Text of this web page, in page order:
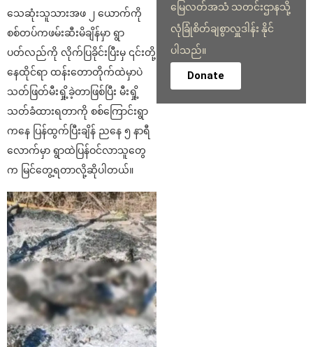
သေဆုံးသူသားအဖ ၂ ယောက်ကို
စစ်တပ်ကဖမ်းဆီးမိချိန်မှာ ရွာ
ပတ်လည်ကို လိုက်ပြခိုင်းပြီးမှ ၎င်းတို့
နေထိုင်ရာ ထန်းတောတိုက်ထဲမှာပဲ
သတ်ဖြတ်မီးရှို့ခဲ့တာဖြစ်ပြီး မီးရှို့
သတ်ခံထားရတာကို စစ်ကြောင်းရွာ
ကနေ ပြန်ထွက်ပြီးချိန် ညနေ ၅ နာရီ
လောက်မှာ ရွာထဲပြန်ဝင်လာသူတွေ
က မြင်တွေ့ရတာလို့ဆိုပါတယ်။
မြေလတ်အသံ သတင်းဌာနသို့
လုံခြုံစိတ်ချစွာလှူဒါန်း နိုင်
ပါသည်။
Donate